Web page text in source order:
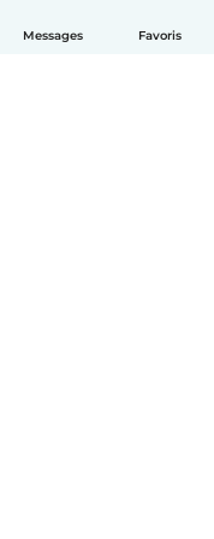
Messages Favoris